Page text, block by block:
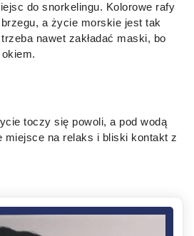
do snorkelingu. Kolorowe rafy
a życie morskie jest tak
nawet zakładać maski, bo
toczy się powoli, a pod wodą
miejsce na relaks i bliski kontakt z